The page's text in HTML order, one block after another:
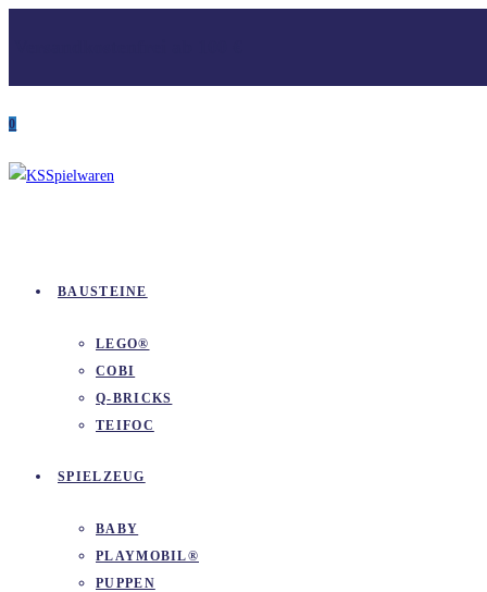
0
BAUSTEINE
LEGO®
COBI
Q-BRICKS
TEIFOC
SPIELZEUG
BABY
PLAYMOBIL®
PUPPEN